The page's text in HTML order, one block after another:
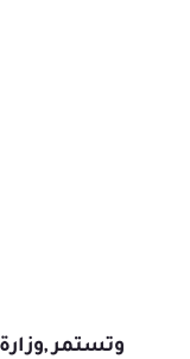
وتستمر